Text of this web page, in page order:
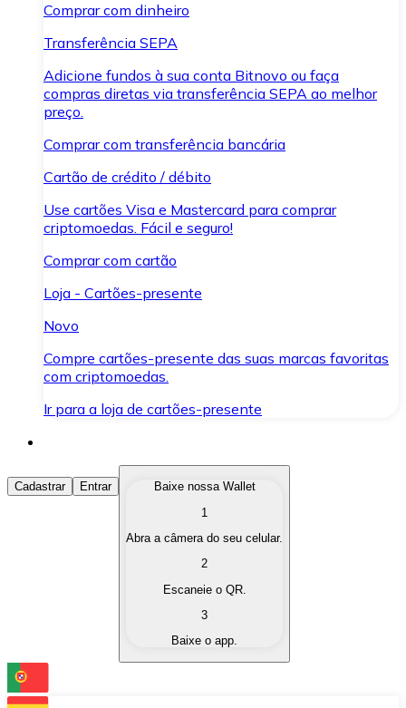
Comprar com dinheiro
Transferência SEPA
Adicione fundos à sua conta Bitnovo ou faça
compras diretas via transferência SEPA ao melhor
preço.
Comprar com transferência bancária
Cartão de crédito / débito
Use cartões Visa e Mastercard para comprar
criptomoedas. Fácil e seguro!
Comprar com cartão
Loja - Cartões-presente
Novo
Compre cartões-presente das suas marcas favoritas
com criptomoedas.
Ir para a loja de cartões-presente
Comprar Criptomoedas
Compre as criptomoedas de seu interesse de forma
Converta suas criptomoedas em moeda fiduciária
Troque uma criptomoeda por outra
Cadastrar Entrar
Baixe nossa Wallet
1
Abra a câmera do seu celular.
2
Escaneie o QR.
3
Baixe o app.